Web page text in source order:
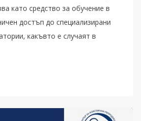
като средство за обучение в
достъп до специализирани
какъвто е случаят в